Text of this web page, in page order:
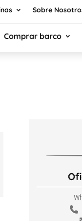
Sobre
Comprar barco